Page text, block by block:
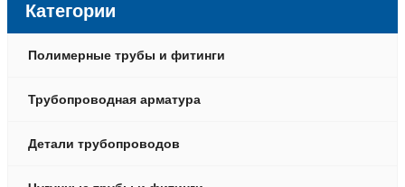
Категории
Полимерные трубы и фитинги
Трубопроводная арматура
Детали трубопроводов